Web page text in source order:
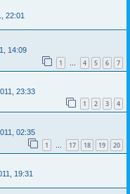
22:01
14:09
1 … 4 5 6 7
23:33
1 2 3 4
02:35
1 … 17 18 19 20
19:31